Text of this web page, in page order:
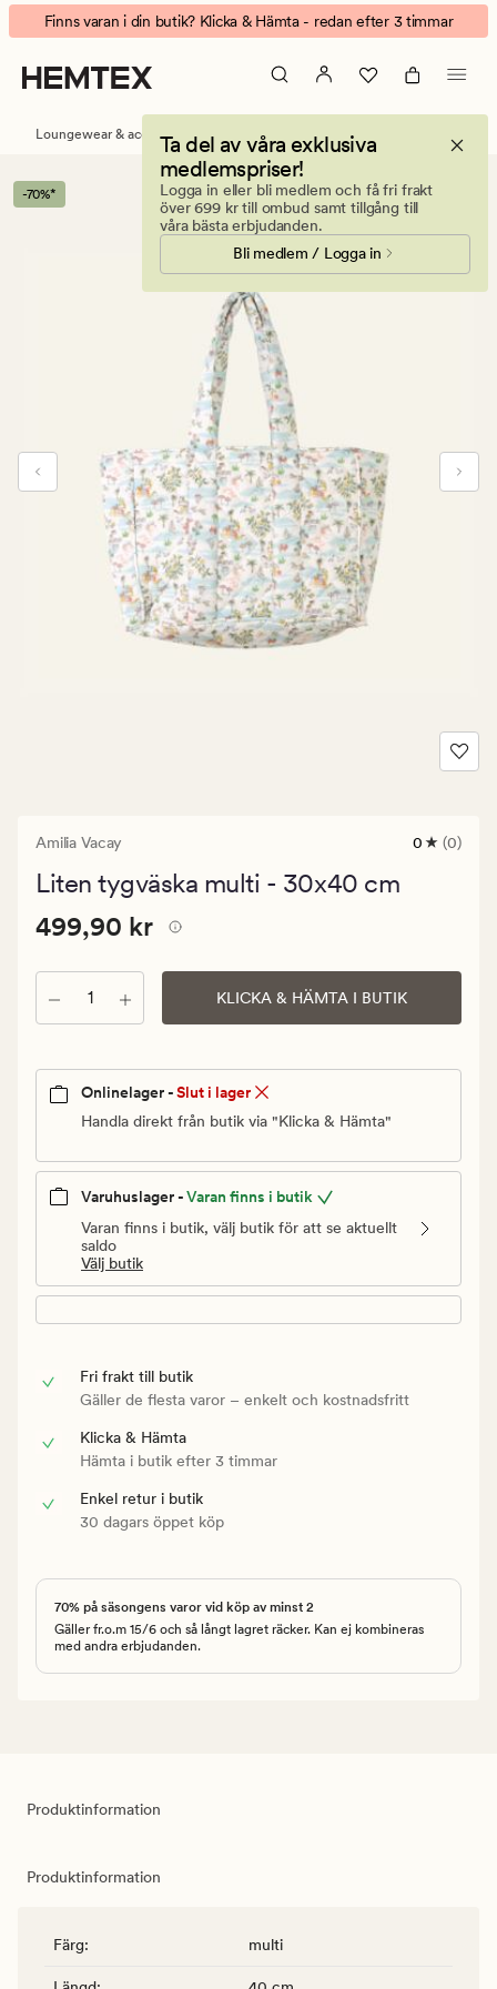
Amilia
Vacay
liten
tygväska
Animerad
banner.
Klicka
på
att
pausa.
Finns varan i din butik? Klicka & Hämta - redan efter 3 timmar
Ta del av våra exklusiva
medlemspriser!
Logga in eller bli medlem och få fri frakt
över 699 kr till ombud samt tillgång till
våra bästa erbjudanden.
Bli medlem / Logga in
Loungewear & accessoarer Tygväskor
-70%*
Amilia Vacay
0
0
0 (0)
Liten tygväska multi - 30x40 cm
Pris
499,90
kr.
Ordinarie
pris
kr
Pris 499,90 kr
499,90 kr
Antal KLICKA & HÄMTA I BUTIK
Onlinelager -Slut i lager
Handla direkt från butik via "Klicka & Hämta"
Varuhuslager -Varan finns i butik
Varan finns i butik, välj butik för att se aktuellt
saldo
Välj butik
Fri frakt till butik
Gäller de flesta varor – enkelt och kostnadsfritt
Klicka & Hämta
Hämta i butik efter 3 timmar
Enkel retur i butik
30 dagars öppet köp
70% på säsongens varor vid köp av minst 2
Gäller fr.o.m 15/6 och så långt lagret räcker. Kan ej kombineras
med andra erbjudanden.
Produktinformation
Produktinformation
Färg: multi